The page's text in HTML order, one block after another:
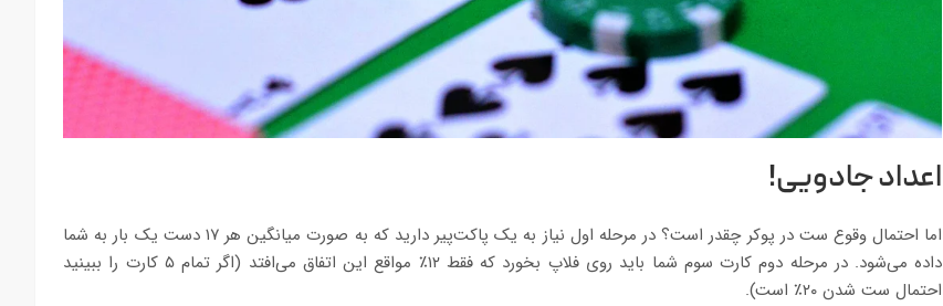
اعداد جادویی!
اما احتمال وقوع ست در پوکر چقدر است؟ در مرحله اول نیاز به یک پاکت‌پیر دارید که به صورت میانگین هر ۱۷ دست یک بار به شما
داده می‌شود. در مرحله دوم کارت سوم شما باید روی فلاپ بخورد که فقط ۱۲٪ مواقع این اتفاق می‌افتد (اگر تمام ۵ کارت را ببینید
احتمال ست شدن ۲۰٪ است).